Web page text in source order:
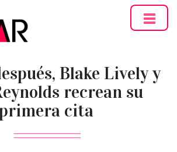
Blake Lively y
recrean su
cita